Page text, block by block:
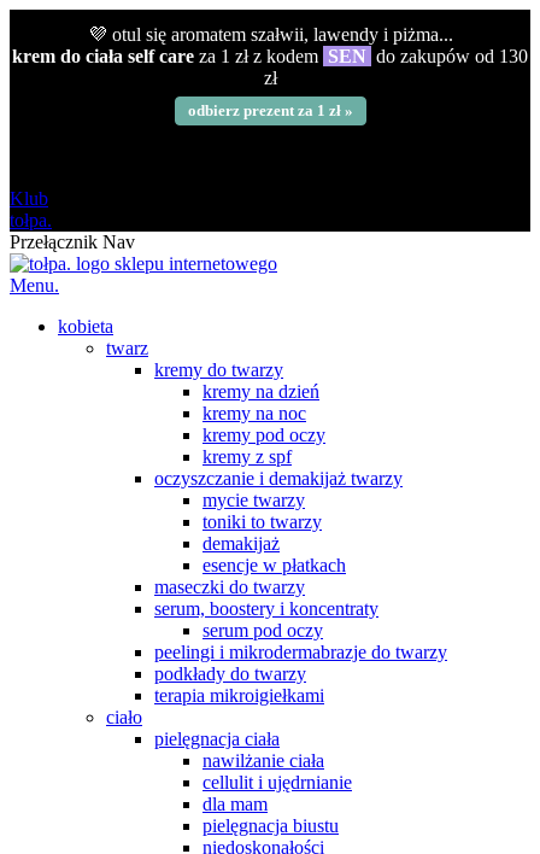
💜 otul się aromatem szałwii, lawendy i piżma...
krem do ciała self care za 1 zł z kodem SEN do zakupów od 130
zł
odbierz prezent za 1 zł »
Klub
tołpa.
Przełącznik Nav
Menu.
kobieta
twarz
kremy do twarzy
kremy na dzień
kremy na noc
kremy pod oczy
kremy z spf
oczyszczanie i demakijaż twarzy
mycie twarzy
toniki to twarzy
demakijaż
esencje w płatkach
maseczki do twarzy
serum, boostery i koncentraty
serum pod oczy
peelingi i mikrodermabrazje do twarzy
podkłady do twarzy
terapia mikroigiełkami
ciało
pielęgnacja ciała
nawilżanie ciała
cellulit i ujędrnianie
dla mam
pielęgnacja biustu
niedoskonałości